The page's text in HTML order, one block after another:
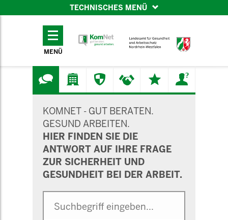
TECHNISCHES MENÜ
TECHNISCHES
MENÜ
KOMNET - GUT BERATEN.
GESUND ARBEITEN.
HIER FINDEN SIE DIE
ANTWORT AUF IHRE FRAGE
ZUR SICHERHEIT UND
GESUNDHEIT BEI DER ARBEIT.